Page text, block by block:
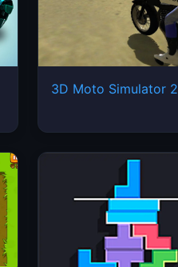
3D Moto Simulator 2